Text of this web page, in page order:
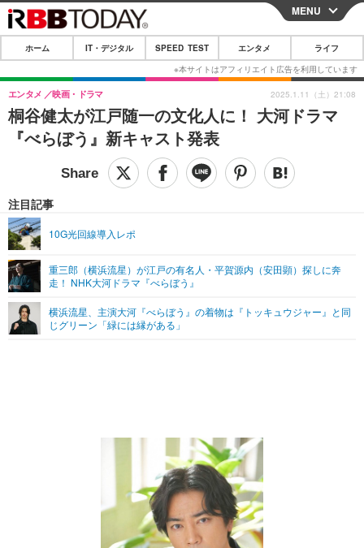
CLOSE
ホーム
IT・デジタル
IT・デジタルTOP スマートフォン
ネタ
ショッピング その他
SPEED TEST
エンタメTOP 映画・ドラマ
グラビア
ショッピング その他
ライフTOP
その他
リリース一覧
プッシュ通知の停止方法
MENU
ホーム IT・デジタル SPEED TEST エンタメ ライフ
桐谷健太が江戸随一の文化人に！ 大河ドラマ
『べらぼう』新キャスト発表
エンタメ 映画・ドラマ
注目記事
10G光回線導入レポ
重三郎（横浜流星）が江戸の有名人・平賀源内（安田顕）探しに奔
走！ NHK大河ドラマ『べらぼう』
横浜流星、主演大河『べらぼう』の着物は『トッキュウジャー』と同
じグリーン「緑には縁がある」
2025.1.11（土）21:08